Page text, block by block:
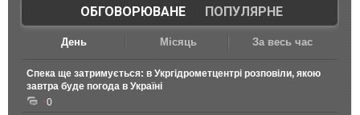
ОБГОВОРЮВАНЕ| ПОПУЛЯРНЕ
День Місяць За весь час
Спека ще затримується: в Укргідрометцентрі розповіли, якою
завтра буде погода в Україні
0